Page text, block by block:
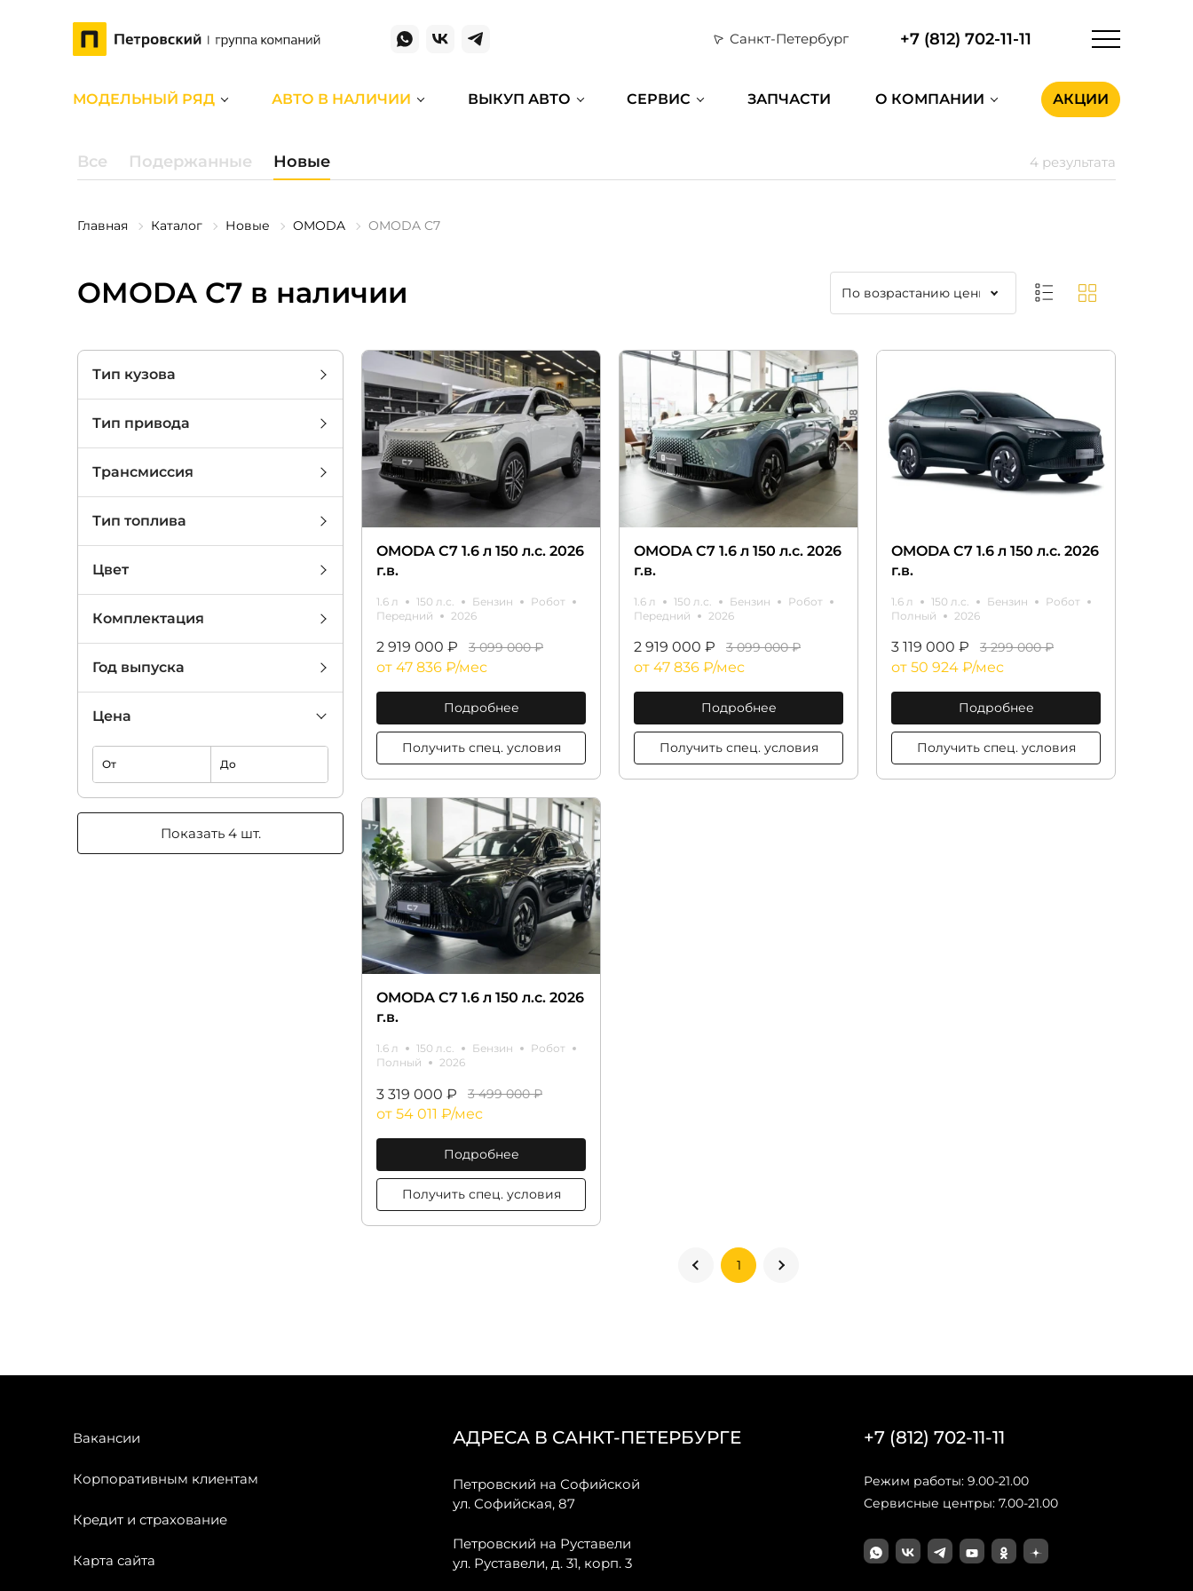
Санкт-Петербург +7 (812) 702-11-11
МОДЕЛЬНЫЙ РЯД АВТО В НАЛИЧИИ ВЫКУП АВТО СЕРВИС ЗАПЧАСТИ О КОМПАНИИ АКЦИИ
Все Подержанные Новые 4 результата
Главная Каталог Новые OMODA OMODA C7
OMODA C7 в наличии
Тип кузова
Тип привода
Трансмиссия
Тип топлива
Цвет
Комплектация
Год выпуска
Цена
От До
Показать 4 шт.
OMODA C7 1.6 л 150 л.с. 2026
г.в.
1.6 л 150 л.с. Бензин
Робот
Передний
2026
2 919 000 ₽ 3 099 000 ₽
от 47 836 ₽/мес
Подробнее
Получить спец. условия
OMODA C7 1.6 л 150 л.с. 2026
г.в.
1.6 л 150 л.с. Бензин
Робот
Передний
2026
2 919 000 ₽ 3 099 000 ₽
от 47 836 ₽/мес
Подробнее
Получить спец. условия
OMODA C7 1.6 л 150 л.с. 2026
г.в.
1.6 л 150 л.с. Бензин
Робот
Полный
2026
3 119 000 ₽ 3 299 000 ₽
от 50 924 ₽/мес
Подробнее
Получить спец. условия
OMODA C7 1.6 л 150 л.с. 2026
г.в.
1.6 л 150 л.с. Бензин
Робот
Полный
2026
3 319 000 ₽ 3 499 000 ₽
от 54 011 ₽/мес
Подробнее
Получить спец. условия
1
Вакансии
Корпоративным клиентам
Кредит и страхование
Карта сайта
АДРЕСА В САНКТ-ПЕТЕРБУРГЕ
Петровский на Софийской
ул. Софийская, 87
Петровский на Руставели
ул. Руставели, д. 31, корп. 3
+7 (812) 702-11-11
Режим работы: 9.00-21.00
Сервисные центры: 7.00-21.00